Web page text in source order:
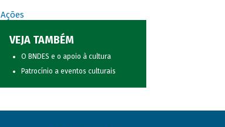
Ações
VEJA TAMBÉM
O BNDES e o apoio à cultura
Patrocínio a eventos culturais